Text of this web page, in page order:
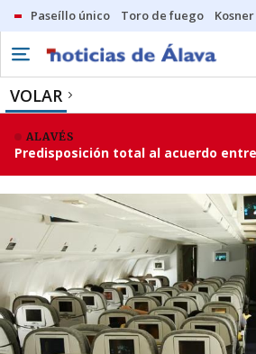
Paseíllo único Toro de fuego
VOLAR
ALAVÉS
Predisposición total al acuerdo